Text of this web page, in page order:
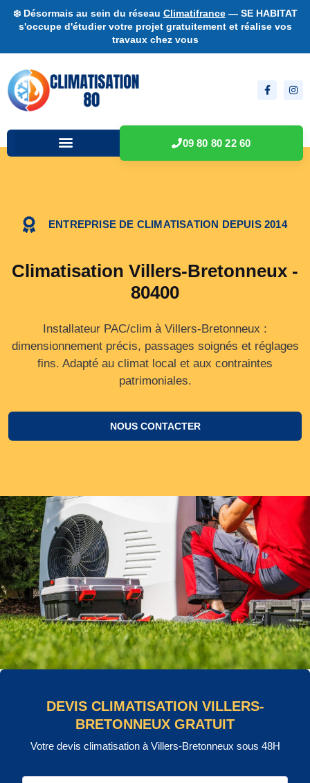
❄️ Désormais au sein du réseau Climatifrance— SE HABITAT
s'occupe d'étudier votre projet gratuitement et réalise vos
travaux chez vous
09 80 80 22 60
ENTREPRISE DE CLIMATISATION DEPUIS 2014
Climatisation Villers-Bretonneux -
80400
Installateur PAC/clim à Villers-Bretonneux :
dimensionnement précis, passages soignés et réglages
fins. Adapté au climat local et aux contraintes
patrimoniales.
NOUS CONTACTER
DEVIS CLIMATISATION VILLERS-
BRETONNEUX GRATUIT
Votre devis climatisation à Villers-Bretonneux sous 48H